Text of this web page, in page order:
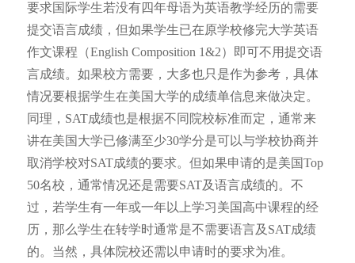
要求国际学生若没有四年母语为英语教学经历的需要
提交语言成绩，但如果学生已在原学校修完大学英语
作文课程（English Composition 1&2）即可不用提交语
言成绩。如果校方需要，大多也只是作为参考，具体
情况要根据学生在美国大学的成绩单信息来做决定。
同理，SAT成绩也是根据不同院校标准而定，通常来
讲在美国大学已修满至少30学分是可以与学校协商并
取消学校对SAT成绩的要求。但如果申请的是美国Top
50名校，通常情况还是需要SAT及语言成绩的。不
过，若学生有一年或一年以上学习美国高中课程的经
历，那么学生在转学时通常是不需要语言及SAT成绩
的。当然，具体院校还需以申请时的要求为准。